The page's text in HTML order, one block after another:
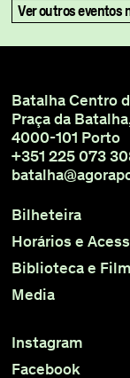
Ver outros eventos
Batalha Centro
Praça da
4000-101 Porto
+351 225 073
Bilheteira
Horários e
Biblioteca e
Media
Instagram
Facebook